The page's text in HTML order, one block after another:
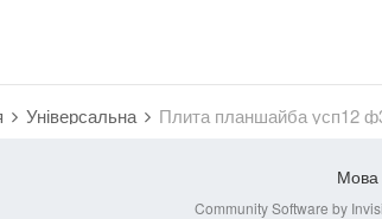
Універсальна Плита планшайба усп12
Community Software by